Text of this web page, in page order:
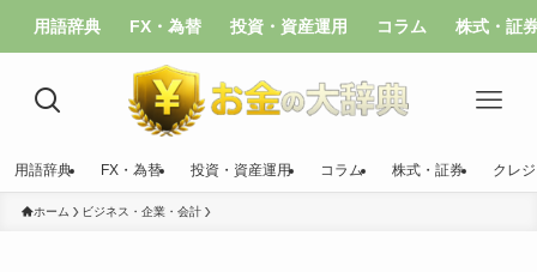
用語辞典 FX・為替 投資・資産運用 コラム 株式・証
用語辞典 FX・為替 投資・資産運用 コラム 株式・証券 クレ
ホーム ビジネス・企業・会計